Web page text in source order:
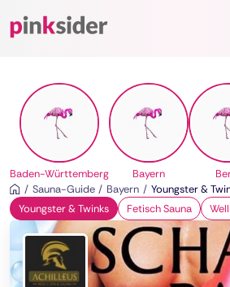
Pinksider
Baden-Württemberg Bayern
Sauna-Guide
Bayern
Youngster &
Youngster & Twinks
Fetisch Sauna